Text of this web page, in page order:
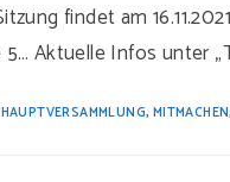
findet am
Aktuelle Infos unter
HAUPTVERSAMMLUNG, MITMACHEN,